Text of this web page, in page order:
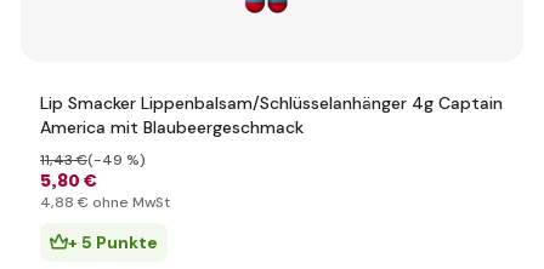
Lip Smacker Lippenbalsam/Schlüsselanhänger 4g Captain
America mit Blaubeergeschmack
5,80 €
11,43 €(-49 %)
4,88 € ohne MwSt
+ 5 Punkte